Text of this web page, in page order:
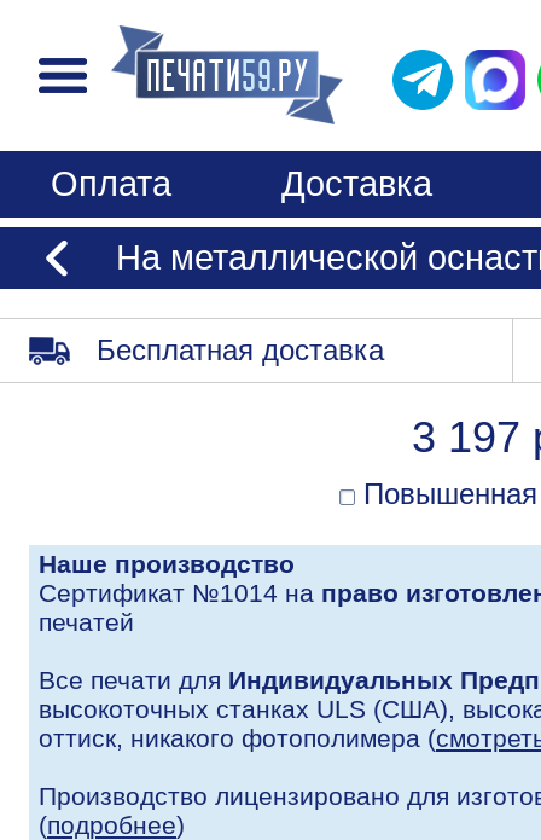
Оплата
Доставка
На металлической
Бесплатная доставка
3 197
Повышенная
Наше производство
Сертификат №1014 на право
печатей
Все печати для Индивидуальных
высокоточных станках ULS (США),
оттиск, никакого фотополимера (
Производство лицензировано для
(подробнее)